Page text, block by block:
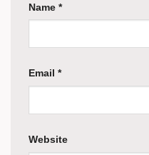
Name *
Email *
Website